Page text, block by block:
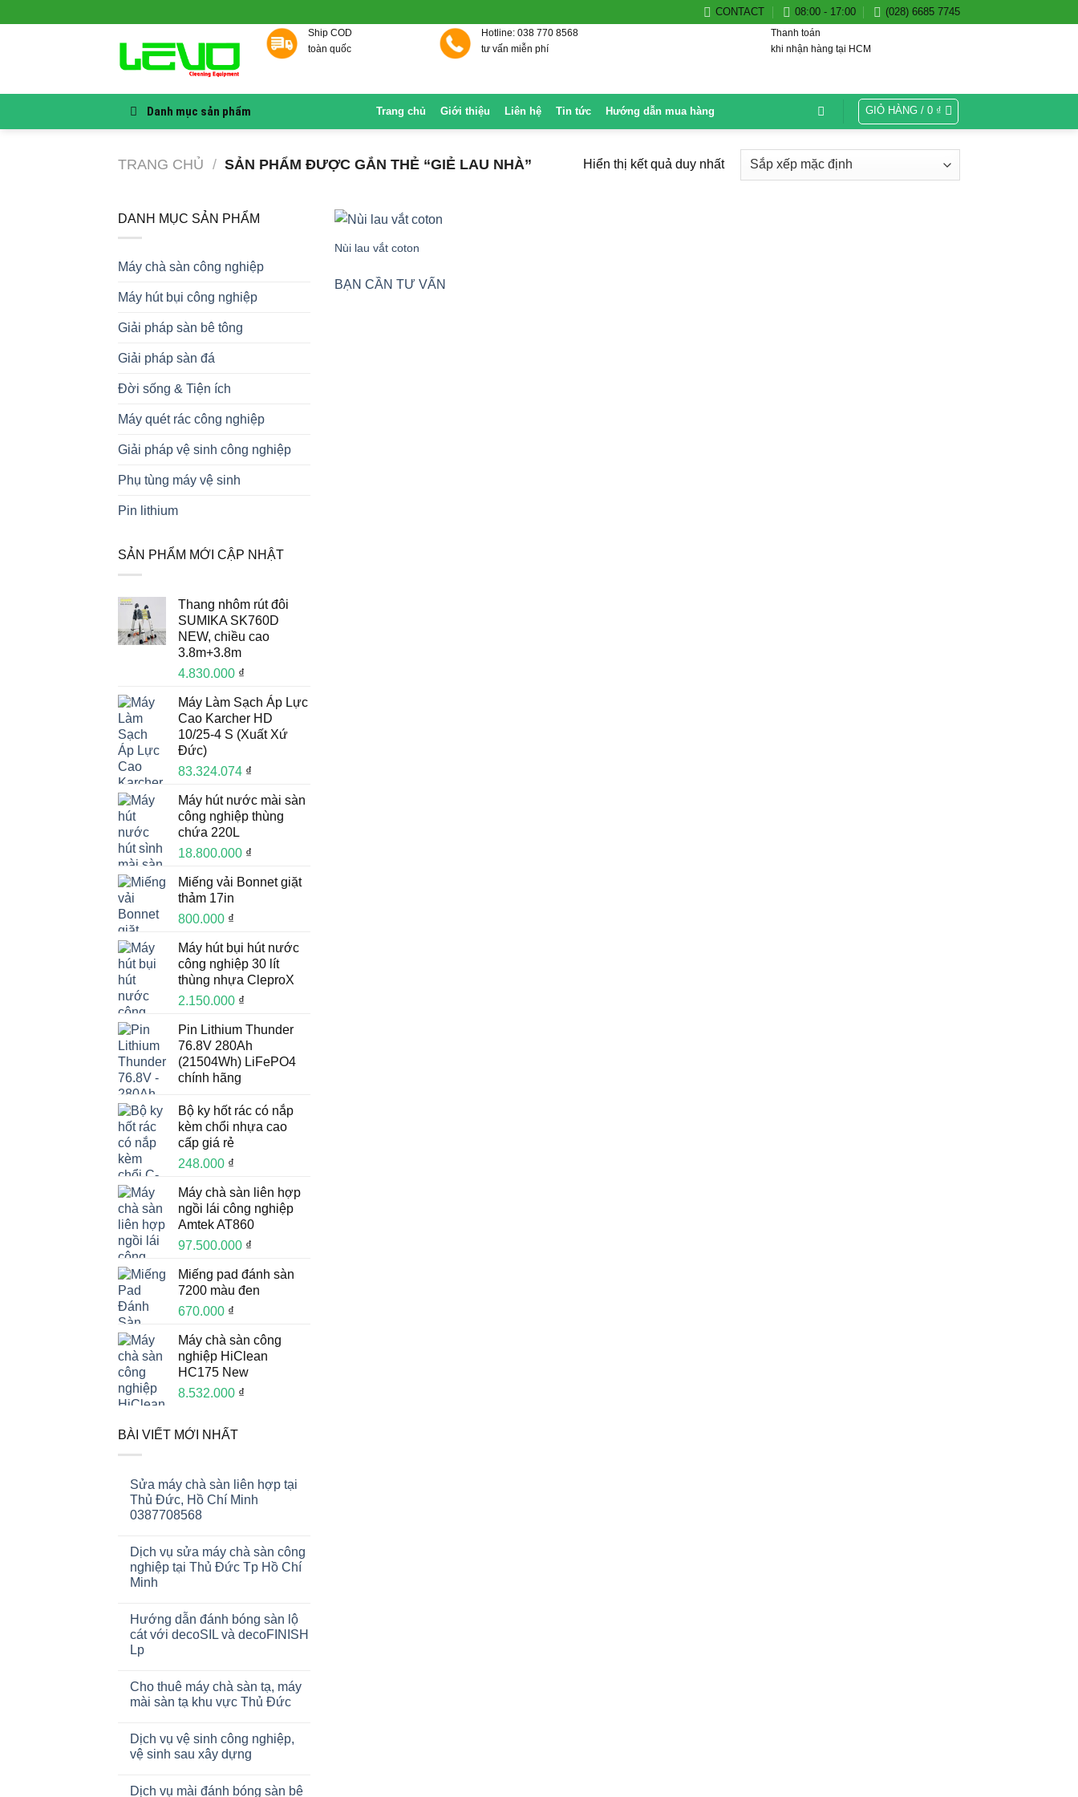
CONTACT 08:00 - 17:00 (028) 6685 7745
Ship COD
toàn quốc
Hotline: 038 770 8568
tư vấn miễn phí
Thanh toán
khi nhận hàng tại HCM
Danh mục sản phẩm Trang chủ Giới thiệu Liên hệ Tin tức Hướng dẫn mua hàng GIỎ HÀNG / 0 ₫
TRANG CHỦ / SẢN PHẨM ĐƯỢC GẮN THẺ “GIẺ LAU NHÀ” Hiển thị kết quả duy nhất
DANH MỤC SẢN PHẨM
Máy chà sàn công nghiệp
Máy hút bụi công nghiệp
Giải pháp sàn bê tông
Giải pháp sàn đá
Đời sống & Tiện ích
Máy quét rác công nghiệp
Giải pháp vệ sinh công nghiệp
Phụ tùng máy vệ sinh
Pin lithium
SẢN PHẨM MỚI CẬP NHẬT
Thang nhôm rút đôi
SUMIKA SK760D
NEW, chiều cao
3.8m+3.8m
4.830.000 ₫
Máy Làm Sạch Áp Lực
Cao Karcher HD
10/25-4 S (Xuất Xứ
Đức)
83.324.074 ₫
Máy hút nước mài sàn
công nghiệp thùng
chứa 220L
18.800.000 ₫
Miếng vải Bonnet giặt
thảm 17in
800.000 ₫
Máy hút bụi hút nước
công nghiệp 30 lít
thùng nhựa CleproX
2.150.000 ₫
Pin Lithium Thunder
76.8V 280Ah
(21504Wh) LiFePO4
chính hãng
Bộ ky hốt rác có nắp
kèm chổi nhựa cao
cấp giá rẻ
248.000 ₫
Máy chà sàn liên hợp
ngồi lái công nghiệp
Amtek AT860
97.500.000 ₫
Miếng pad đánh sàn
7200 màu đen
670.000 ₫
Máy chà sàn công
nghiệp HiClean
HC175 New
8.532.000 ₫
BÀI VIẾT MỚI NHẤT
Sửa máy chà sàn liên hợp tại
Thủ Đức, Hồ Chí Minh
0387708568
Dịch vụ sửa máy chà sàn công
nghiệp tại Thủ Đức Tp Hồ Chí
Minh
Hướng dẫn đánh bóng sàn lộ
cát với decoSIL và decoFINISH
Lp
Cho thuê máy chà sàn tạ, máy
mài sàn tạ khu vực Thủ Đức
Dịch vụ vệ sinh công nghiệp,
vệ sinh sau xây dựng
Dịch vụ mài đánh bóng sàn bê
Nùi lau vắt coton
BẠN CẦN TƯ VẤN